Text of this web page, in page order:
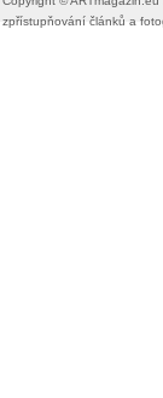
zpřístupňování článků a